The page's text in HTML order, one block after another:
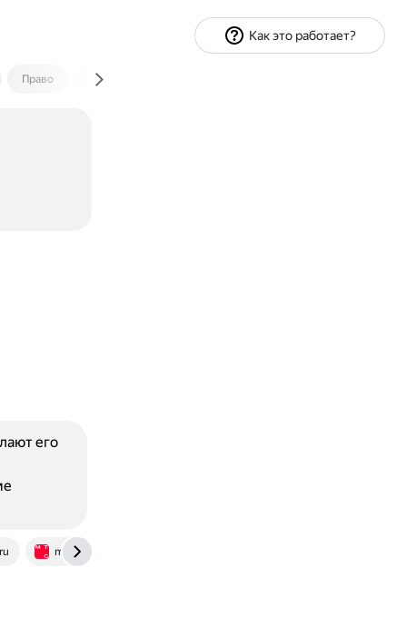
Право Экономика и финансы
marketolog.mts.ru
его
Как это работает?